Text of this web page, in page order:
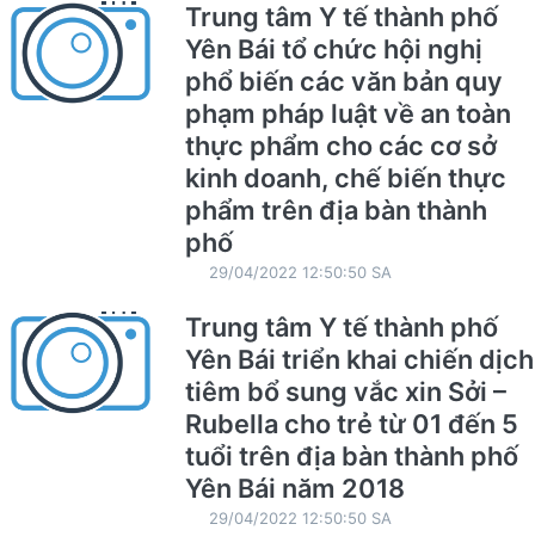
Trung tâm Y tế thành phố
Yên Bái tổ chức hội nghị
phổ biến các văn bản quy
phạm pháp luật về an toàn
thực phẩm cho các cơ sở
kinh doanh, chế biến thực
phẩm trên địa bàn thành
phố
29/04/2022 12:50:50 SA
Trung tâm Y tế thành phố
Yên Bái triển khai chiến dịch
tiêm bổ sung vắc xin Sởi –
Rubella cho trẻ từ 01 đến 5
tuổi trên địa bàn thành phố
Yên Bái năm 2018
29/04/2022 12:50:50 SA